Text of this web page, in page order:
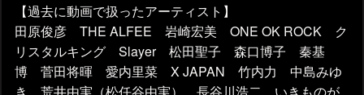
【過去に動画で扱ったアーティスト】
田原俊彦 THE ALFEE 岩崎宏美 ONE OK ROCK ク
リスタルキング Slayer 松田聖子 森口博子 秦基
博 菅田将暉 愛内里菜 X JAPAN 竹内力 中島みゆ
き 荒井由実（松任谷由実） 長谷川浩二 いきものが